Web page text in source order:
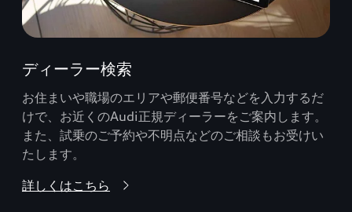
ディーラー検索
お住まいや職場のエリアや郵便番号などを入力するだ
けで、お近くのAudi正規ディーラーをご案内します。
また、試乗のご予約や不明点などのご相談もお受けい
たします。
詳しくはこちら